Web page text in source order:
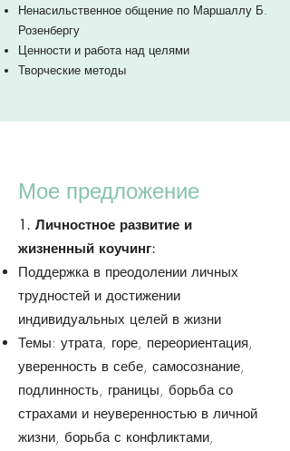
Ненасильственное общение по Маршаллу Б.
Розенбергу
Ценности и работа над целями
Творческие методы
Мое предложение
1. Личностное развитие и
жизненный коучинг:
Поддержка в преодолении личных
трудностей и достижении
индивидуальных целей в жизни
Темы: утрата, горе, переориентация,
уверенность в себе, самосознание,
подлинность, границы, борьба со
страхами и неуверенностью в личной
жизни, борьба с конфликтами,